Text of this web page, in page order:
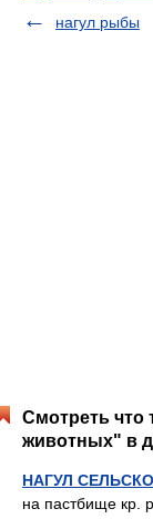
нагул рыбы
Смотреть что
животных" в
НАГУЛ
на пастбище кр.